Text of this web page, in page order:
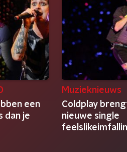
een
dan je
Muzieknieuws
Coldplay
nieuwe single